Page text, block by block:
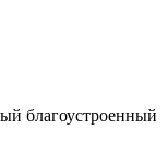
благоустроенный